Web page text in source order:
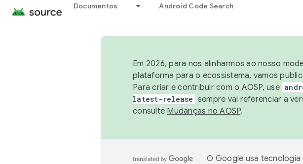
Documentos Android Code Search
Em 2026, para nos alinharmos ao nosso
plataforma para o ecossistema, vamos
Para criar e contribuir com o AOSP, use
latest-release sempre vai referenciar a
consulte Mudanças no AOSP.
O Google usa